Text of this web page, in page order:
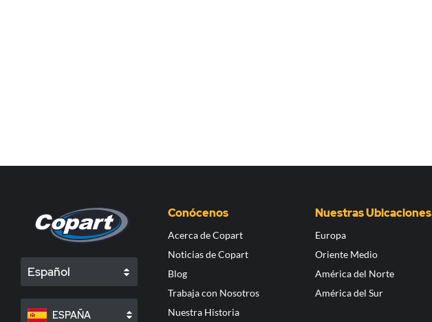
Español
ESPAÑA
Conócenos
Acerca de Copart
Noticias de Copart
Blog
Trabaja con Nosotros
Nuestra Historia
Nuestras Ubicaciones
Europa
Oriente Medio
América del Norte
América del Sur